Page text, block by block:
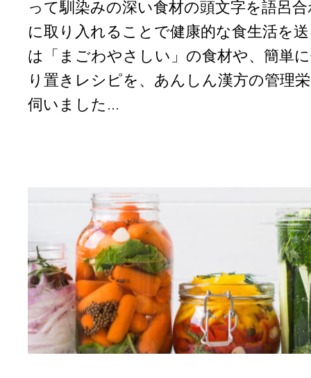
って馴染みの深い食材の頭文字を語呂
に取り入れることで健康的な食生活を
は「まごわやさしい」の食材や、簡単
り置きレシピを、あんしん漢方の管理
伺いました...